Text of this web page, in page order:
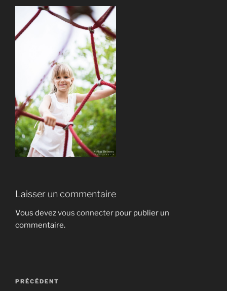
Laisser un commentaire
Vous devezvous connecter pour publier un
commentaire.
Navigation
Article
PRÉCÉDENT